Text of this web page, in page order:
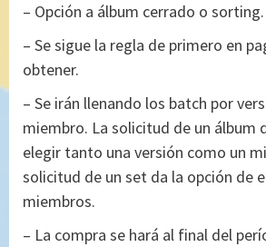
– Opción a álbum cerrado o sorting.
– Se sigue la regla de primero en
obtener.
– Se irán llenando los batch por
miembro. La solicitud de un álbum
elegir tanto una versión como un
solicitud de un set da la opción de
miembros.
– La compra se hará al final del